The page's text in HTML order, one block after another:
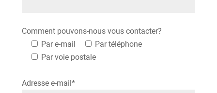
Comment pouvons-nous vous contacter?
Par e-mail
Par téléphone
Par voie postale
Please leave this field empty.
Adresse e-mail*